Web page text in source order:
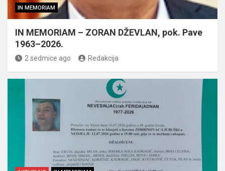
IN MEMORIAM
IN MEMORIAM – ZORAN DŽEVLAN, pok. Pave
1963–2026.
2 sedmice ago Redakcija